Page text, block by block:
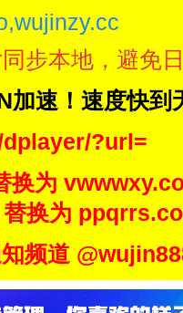
步本地，避免日
加速！速度快到
?url=
换为
换为
频道